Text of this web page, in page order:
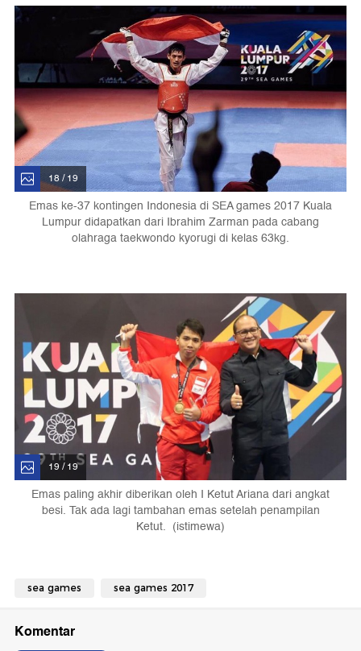
18 / 19
Emas ke-37 kontingen Indonesia di SEA games 2017 Kuala
Lumpur didapatkan dari Ibrahim Zarman pada cabang
olahraga taekwondo kyorugi di kelas 63kg.
19 / 19
Emas paling akhir diberikan oleh I Ketut Ariana dari angkat
besi. Tak ada lagi tambahan emas setelah penampilan
Ketut. (istimewa)
sea games sea games 2017
Komentar